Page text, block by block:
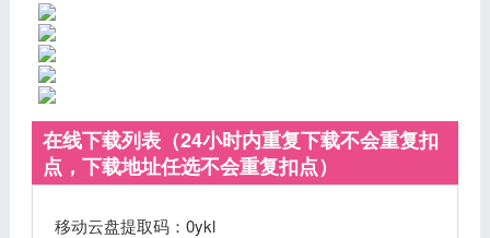
在线下载列表（24小时内重复下载不会重复扣
点，下载地址任选不会重复扣点）
移动云盘提取码：0ykl